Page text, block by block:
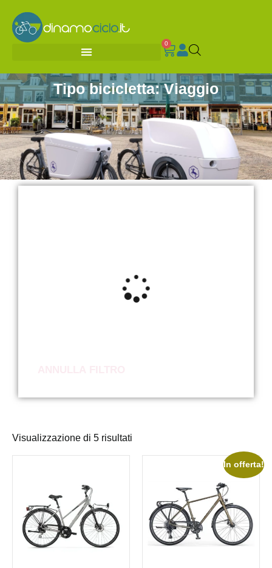
0
Tipo bicicletta: Viaggio
Visualizzazione di 5 risultati
In offerta!